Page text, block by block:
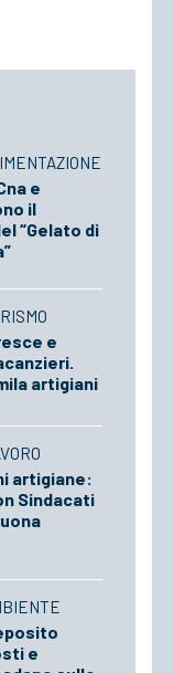
e
il
“Gelato di
e
artigiani
artigiane:
Sindacati
e